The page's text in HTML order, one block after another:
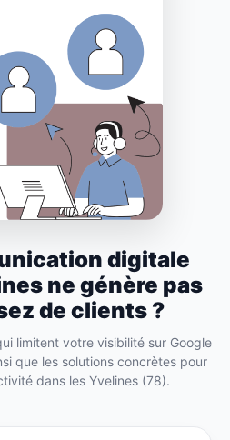
digitale
ne génère pas
de clients ?
limitent votre visibilité sur Google
que les solutions concrètes pour
dans les Yvelines (78).